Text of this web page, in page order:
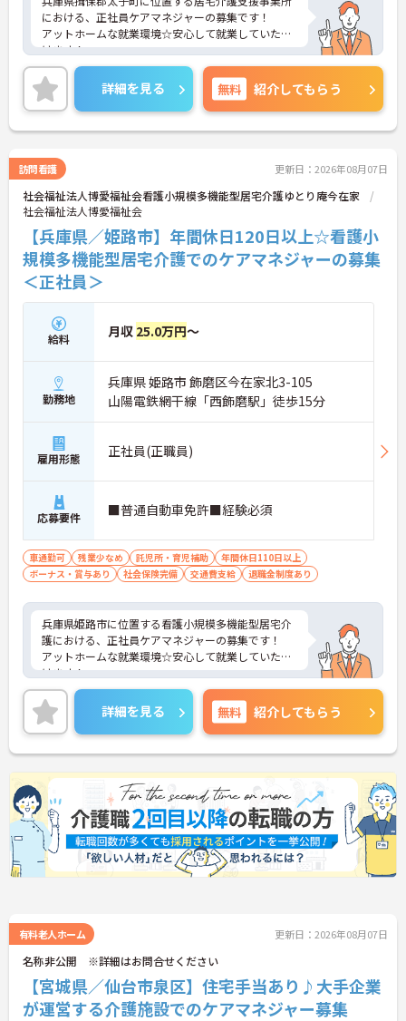
における、正社員ケアマネジャーの募集です！
アットホームな就業環境☆安心して就業していただ
けます！
ご興味ある方には、面接対策ポイントなど、さらに
詳細をお話しいたしますのでお気軽にご相談くださ
い。
詳細を見る 無料 紹介してもらう
訪問看護 更新日：2026年08月07日
社会福祉法人博愛福祉会看護小規模多機能型居宅介護ゆとり庵今在家
社会福祉法人博愛福祉会
【兵庫県／姫路市】年間休日120日以上☆看護小
規模多機能型居宅介護でのケアマネジャーの募集
＜正社員＞
給料 月収 25.0万円～
勤務地
兵庫県 姫路市 飾磨区今在家北3-105
山陽電鉄網干線「西飾磨駅」徒歩15分
雇用形態 正社員(正職員)
応募要件 ■普通自動車免許■経験必須
車通勤可 残業少なめ 託児所・育児補助
年間休日110日以上
ボーナス・賞与あり
社会保険完備 交通費支給 退職金制度あり
兵庫県姫路市に位置する看護小規模多機能型居宅介
護における、正社員ケアマネジャーの募集です！
アットホームな就業環境☆安心して就業していただ
けます！
ご興味ある方には、面接対策ポイントなど、さらに
詳細をお話しいたしますのでお気軽にご相談くださ
い。
詳細を見る 無料 紹介してもらう
有料老人ホーム 更新日：2026年08月07日
名称非公開 ※詳細はお問合せください
【宮城県／仙台市泉区】住宅手当あり♪大手企業
が運営する介護施設でのケアマネジャー募集